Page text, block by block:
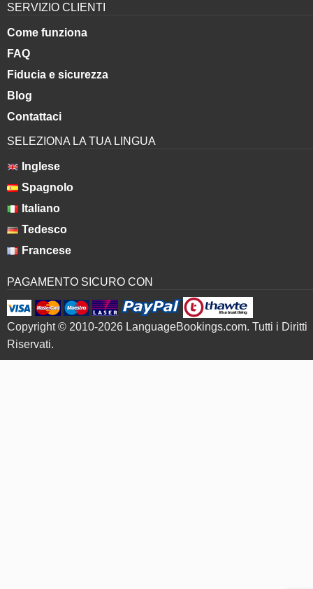
SERVIZIO CLIENTI
Come funziona
FAQ
Fiducia e sicurezza
Blog
Contattaci
SELEZIONA LA TUA LINGUA
Inglese
Spagnolo
Italiano
Tedesco
Francese
PAGAMENTO SICURO CON
Copyright © 2010-2026 LanguageBookings.com. Tutti i Diritti
Riservati.